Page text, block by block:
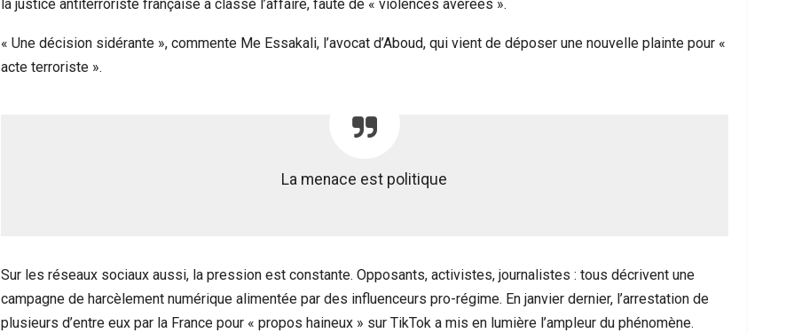
la justice antiterroriste française a classé l’affaire, faute de « violences avérées ».
« Une décision sidérante », commente Me Essakali, l’avocat d’Aboud, qui vient de déposer une nouvelle plainte pour «
acte terroriste ».
La menace est politique
Sur les réseaux sociaux aussi, la pression est constante. Opposants, activistes, journalistes : tous décrivent une
campagne de harcèlement numérique alimentée par des influenceurs pro-régime. En janvier dernier, l’arrestation de
plusieurs d’entre eux par la France pour « propos haineux » sur TikTok a mis en lumière l’ampleur du phénomène.